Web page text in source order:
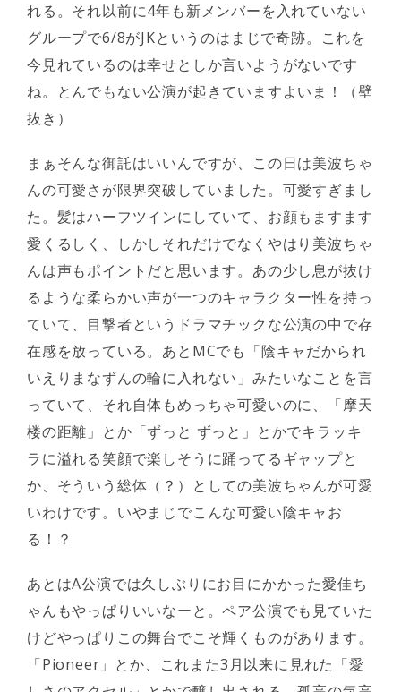
れる。それ以前に4年も新メンバーを入れていない
グループで6/8がJKというのはまじで奇跡。これを
今見れているのは幸せとしか言いようがないです
ね。とんでもない公演が起きていますよいま！（壁
抜き）
まぁそんな御託はいいんですが、この日は美波ちゃ
んの可愛さが限界突破していました。可愛すぎまし
た。髪はハーフツインにしていて、お顔もますます
愛くるしく、しかしそれだけでなくやはり美波ちゃ
んは声もポイントだと思います。あの少し息が抜け
るような柔らかい声が一つのキャラクター性を持っ
ていて、目撃者というドラマチックな公演の中で存
在感を放っている。あとMCでも「陰キャだかられ
いえりまなずんの輪に入れない」みたいなことを言
っていて、それ自体もめっちゃ可愛いのに、「摩天
楼の距離」とか「ずっと ずっと」とかでキラッキ
ラに溢れる笑顔で楽しそうに踊ってるギャップと
か、そういう総体（？）としての美波ちゃんが可愛
いわけです。いやまじでこんな可愛い陰キャお
る！？
あとはA公演では久しぶりにお目にかかった愛佳ち
ゃんもやっぱりいいなーと。ペア公演でも見ていた
けどやっぱりこの舞台でこそ輝くものがあります。
「Pioneer」とか、これまた3月以来に見れた「愛